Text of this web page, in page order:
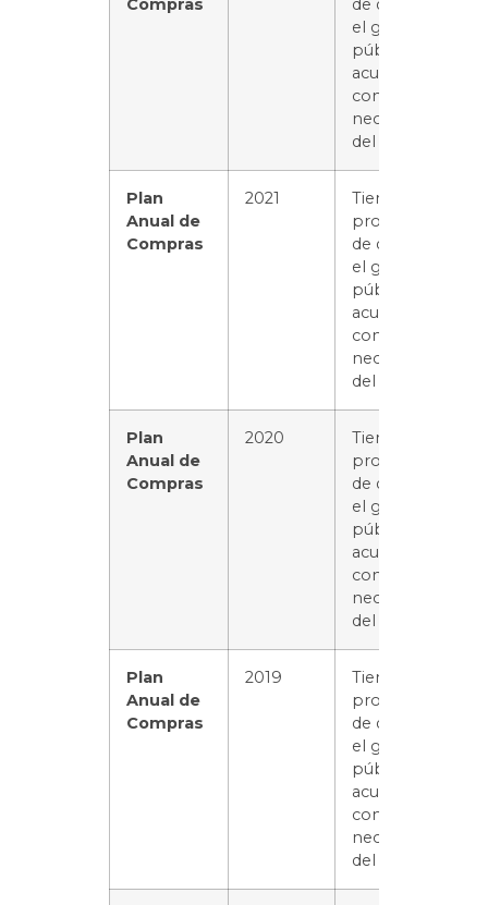
el gasto
público de
acuerdo
con las
necesidades
del servicio.
Plan
Anual de
Compras
2021
Tiene el
propósito
de distribuir
el gasto
público de
acuerdo
con las
necesidades
del servicio.
Plan
Anual de
Compras
2020
Tiene el
propósito
de distribuir
el gasto
público de
acuerdo
con las
necesidades
del servicio.
Plan
Anual de
Compras
2019
Tiene el
propósito
de distribuir
el gasto
público de
acuerdo
con las
necesidades
del servicio.